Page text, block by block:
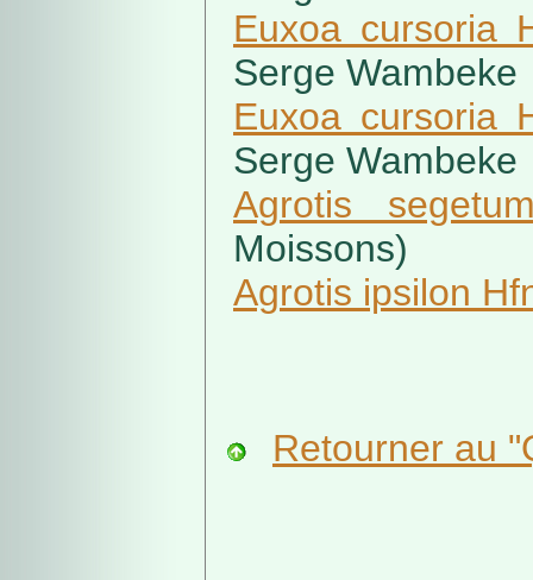
Euxoa cursoria
Serge Wambeke
Euxoa cursoria
Serge Wambeke
Agrotis
Moissons)
Agrotis ipsilon
Retourner au